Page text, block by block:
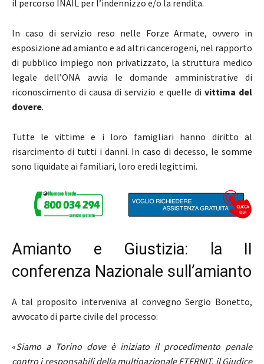
il percorso INAIL per l’indennizzo e/o la rendita.
In caso di servizio reso nelle Forze Armate, ovvero in
esposizione ad amianto e ad altri cancerogeni, nel rapporto
di pubblico impiego non privatizzato, la struttura medico
legale dell’ONA avvia le domande amministrative di
riconoscimento di causa di servizio e quelle di vittima del
dovere.
Tutte le vittime e i loro famigliari hanno diritto al
risarcimento di tutti i danni. In caso di decesso, le somme
sono liquidate ai familiari, loro eredi legittimi.
Amianto e Giustizia: la II
conferenza Nazionale sull’amianto
A tal proposito interveniva al convegno Sergio Bonetto,
avvocato di parte civile del processo:
«Siamo a Torino dove è iniziato il procedimento penale
contro i responsabili della multinazionale ETERNIT, il Giudice